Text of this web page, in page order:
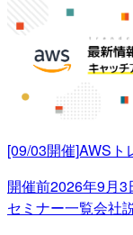
[09/03開催]AWS
開催前2026年9月3
セミナー一覧会社